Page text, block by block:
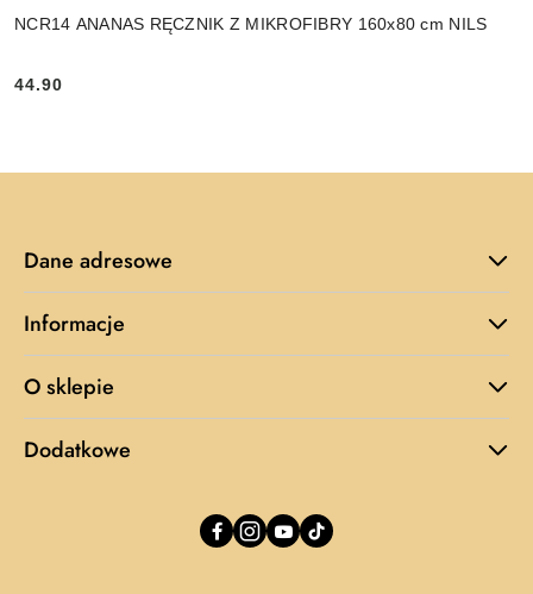
NCR14 ANANAS RĘCZNIK Z MIKROFIBRY 160x80 cm NILS
Cena:
44.90
Dane adresowe
Informacje
O sklepie
Dodatkowe